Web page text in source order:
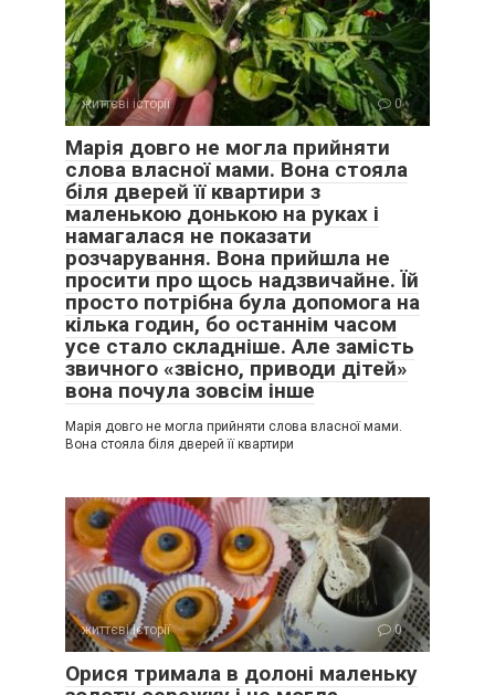
кухні, схрестивши руки на грудях.
— Що сталося? — Богдан переводив погляд з однієї на
іншу. — Мам, ти куди?
— Твоя дружина мене виставила, синку! — заридала
Галина Петрівна, і ці сльози виглядали настільки
фальшиво, що Богдан навіть здивувався своїй реакції. —
життєві історії 0
Марія довго не могла прийняти
слова власної мами. Вона стояла
біля дверей її квартири з
маленькою донькою на руках і
намагалася не показати
розчарування. Вона прийшла не
просити про щось надзвичайне. Їй
просто потрібна була допомога на
кілька годин, бо останнім часом
усе стало складніше. Але замість
звичного «звісно, приводи дітей»
вона почула зовсім інше
Марія довго не могла прийняти слова власної мами.
Вона стояла біля дверей її квартири
життєві історії 0
Орися тримала в долоні маленьку